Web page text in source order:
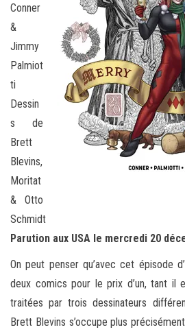
Conner
&
Jimmy
Palmiot
ti
Dessin
s de
Brett
Blevins,
Moritat
& Otto
Schmidt
Parution aux USA le mercredi 20
On peut penser qu’avec cet épisode
deux comics pour le prix d’un, tant il
traitées par trois dessinateurs
Brett Blevins s’occupe plus